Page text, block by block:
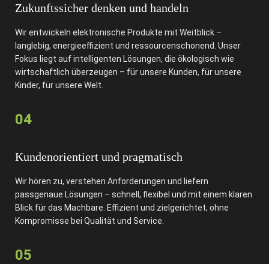
Zukunftssicher denken und handeln
Wir entwickeln elektronische Produkte mit Weitblick –
langlebig, energieeffizient und ressourcenschonend. Unser
Fokus liegt auf intelligenten Lösungen, die ökologisch wie
wirtschaftlich überzeugen – für unsere Kunden, für unsere
Kinder, für unsere Welt.
04
Kundenorientiert und pragmatisch
Wir hören zu, verstehen Anforderungen und liefern
passgenaue Lösungen – schnell, flexibel und mit einem klaren
Blick für das Machbare. Effizient und zielgerichtet, ohne
Kompromisse bei Qualität und Service.
05